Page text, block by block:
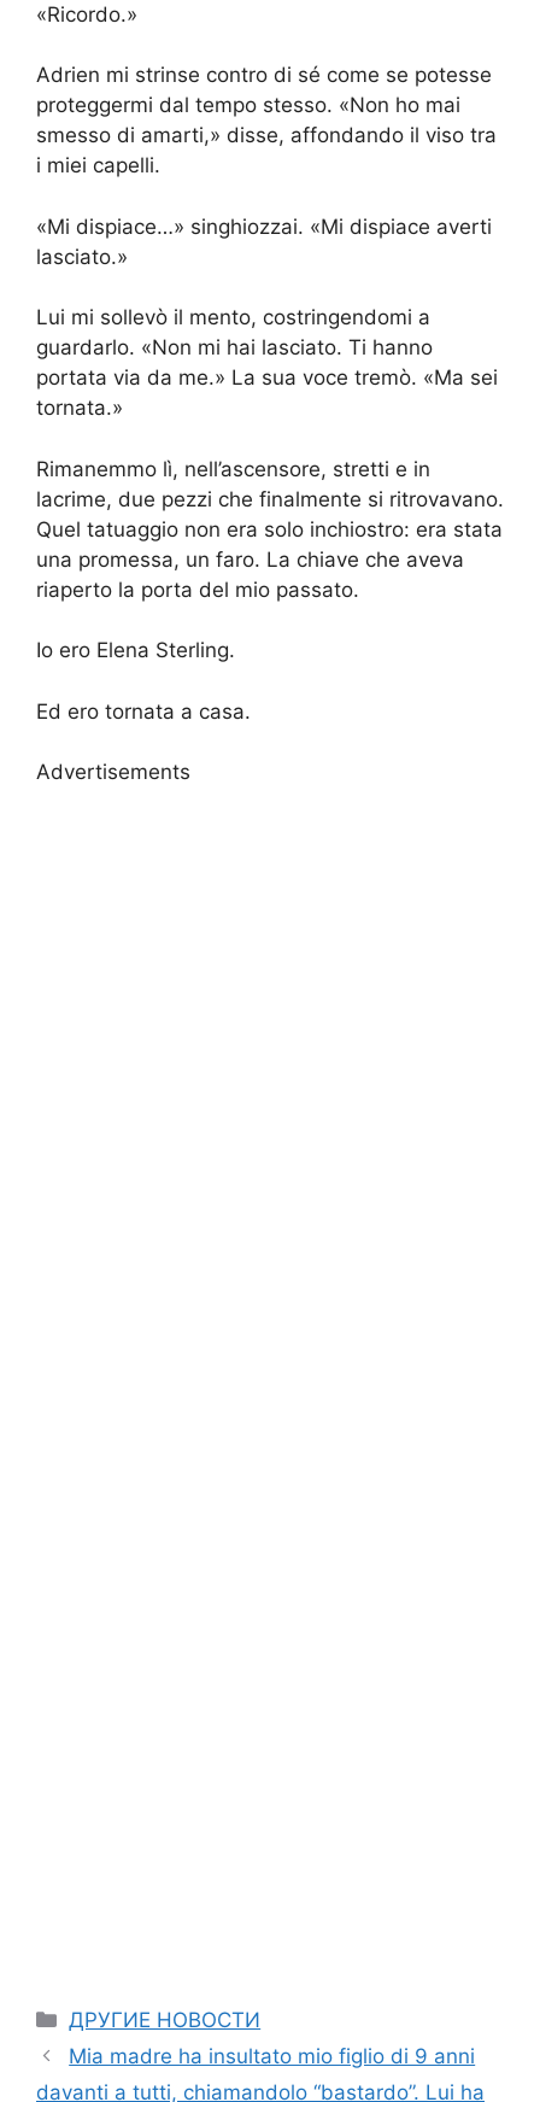
«Ricordo.»
Adrien mi strinse contro di sé come se potesse
proteggermi dal tempo stesso. «Non ho mai
smesso di amarti,» disse, affondando il viso tra
i miei capelli.
«Mi dispiace…» singhiozzai. «Mi dispiace averti
lasciato.»
Lui mi sollevò il mento, costringendomi a
guardarlo. «Non mi hai lasciato. Ti hanno
portata via da me.» La sua voce tremò. «Ma sei
tornata.»
Rimanemmo lì, nell’ascensore, stretti e in
lacrime, due pezzi che finalmente si ritrovavano.
Quel tatuaggio non era solo inchiostro: era stata
una promessa, un faro. La chiave che aveva
riaperto la porta del mio passato.
Io ero Elena Sterling.
Ed ero tornata a casa.
Advertisements
Categories
ДРУГИЕ НОВОСТИ
Mia madre ha insultato mio figlio di 9 anni
davanti a tutti, chiamandolo “bastardo”. Lui ha